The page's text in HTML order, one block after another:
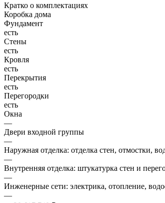
Кратко о комплектациях
Коробка дома
Фундамент
есть
Стены
есть
Кровля
есть
Перекрытия
есть
Перегородки
есть
Окна
—
Двери входной группы
—
Наружная отделка: отделка стен, отмостки,
—
Внутренняя отделка: штукатурка стен и
—
Инженерные сети: электрика, отопление,
—